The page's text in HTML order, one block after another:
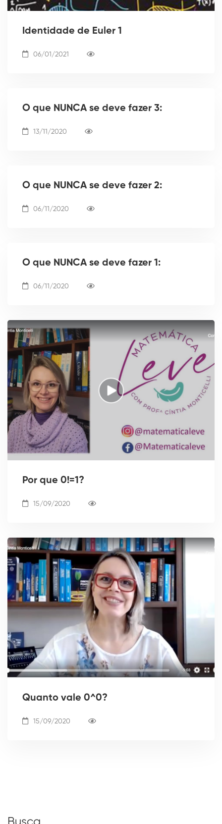
Identidade de Euler 1
06/01/2021
O que NUNCA se deve fazer 3:
13/11/2020
O que NUNCA se deve fazer 2:
06/11/2020
O que NUNCA se deve fazer 1:
06/11/2020
Por que 0!=1?
15/09/2020
Quanto vale 0^0?
15/09/2020